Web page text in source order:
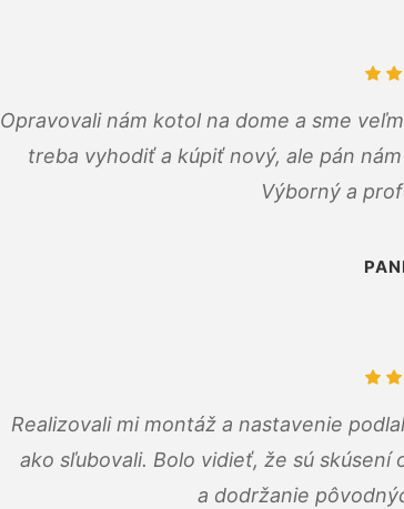
Opravovali nám kotol na dome a sme
treba vyhodiť a kúpiť nový, ale pán
Výborný a
Realizovali mi montáž a nastavenie
ako sľubovali. Bolo vidieť, že sú skúsení
a dodržanie